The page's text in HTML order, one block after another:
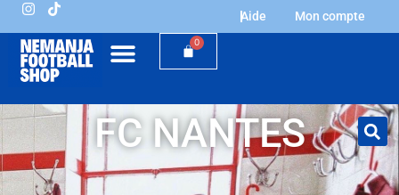
Aide Mon compte
0
FC NANTES